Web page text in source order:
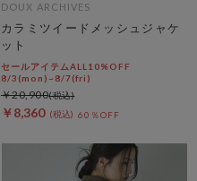
DOUX ARCHIVES
カラミツイードメッシュジャケ
ット
セールアイテムALL10%OFF
8/3(mon)~8/7(fri)
￥8,360 60％OFF
￥20,900